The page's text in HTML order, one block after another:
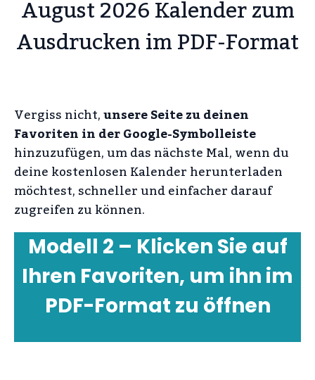
August 2026 Kalender zum
Ausdrucken im PDF-Format
Vergiss nicht,unsere Seite zu deinen
Favoriten in der Google-Symbolleiste
hinzuzufügen, um das nächste Mal, wenn du
deine kostenlosen Kalender herunterladen
möchtest, schneller und einfacher darauf
zugreifen zu können.
Modell 2 – Klicken Sie auf
Ihren Favoriten, um ihn im
PDF-Format zu öffnen